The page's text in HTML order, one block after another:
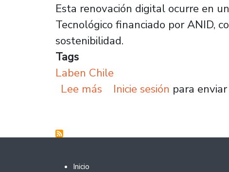
Esta renovación digital ocurre en
Tecnológico financiado por ANID,
sostenibilidad.
Tags
Laben Chile
Lee más sobre Laben Chile
Inicie sesión para
Footer 2
Inicio